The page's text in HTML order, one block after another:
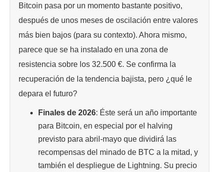
Bitcoin pasa por un momento bastante positivo,
después de unos meses de oscilación entre valores
más bien bajos (para su contexto). Ahora mismo,
parece que se ha instalado en una zona de
resistencia sobre los 32.500 €. Se confirma la
recuperación de la tendencia bajista, pero ¿qué le
depara el futuro?
Finales de 2026: Éste será un año importante
para Bitcoin, en especial por el halving
previsto para abril-mayo que dividirá las
recompensas del minado de BTC a la mitad, y
también el despliegue de Lightning. Su precio